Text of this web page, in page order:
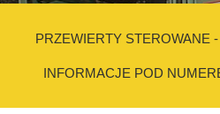
PRZEWIERTY STEROWANE
INFORMACJE POD